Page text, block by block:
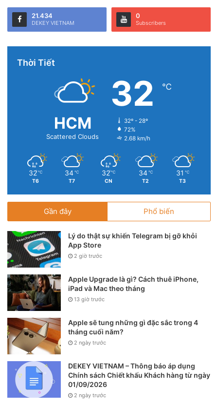
cho chúng trở nên dễ sử dụng và Apple tiếp tục bổ sung
vào hệ sinh thái những sản phẩm tập trung vào thiết kế,
Nói một cách dí dỏm, Apple tránh xa việc bán các sản phẩm
tầm trung với giá cao bởi vì hãng đã tạo ra một hào quang
xung quanh tên tuổi của mình tương xứng với những gì các
thương hiệu thời trang cao cấp truyền thống của Pháp hoặc
Ý đã làm.
21.434
DEKEY VIETNAM
0
Subscribers
Thời Tiết
HCM
Scattered Clouds
32 ℃
32º - 28º
72%
2.68 km/h
32 ℃
T6
34 ℃
T7
32 ℃
CN
34 ℃
T2
31 ℃
T3
Gần đây Phổ biến
Lý do thật sự khiến Telegram bị gỡ khỏi
App Store
2 giờ trước
Apple Upgrade là gì? Cách thuê iPhone,
iPad và Mac theo tháng
13 giờ trước
Apple sẽ tung những gì đặc sắc trong 4
tháng cuối năm?
2 ngày trước
DEKEY VIETNAM – Thông báo áp dụng
Chính sách Chiết khấu Khách hàng từ ngày
01/09/2026
2 ngày trước